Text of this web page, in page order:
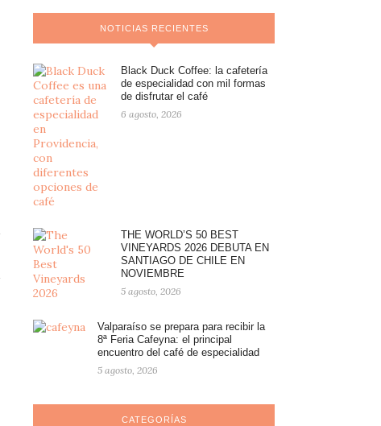
NOTICIAS RECIENTES
Black Duck Coffee: la cafetería
de especialidad con mil formas
de disfrutar el café
6 agosto, 2026
THE WORLD’S 50 BEST
VINEYARDS 2026 DEBUTA EN
SANTIAGO DE CHILE EN
NOVIEMBRE
5 agosto, 2026
Valparaíso se prepara para recibir la
8ª Feria Cafeyna: el principal
encuentro del café de especialidad
5 agosto, 2026
CATEGORÍAS